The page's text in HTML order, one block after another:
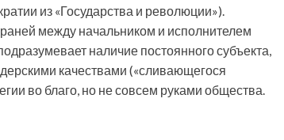
из «Государства и революции»).
между начальником и исполнителем
наличие постоянного субъекта,
качествами («сливающегося
во благо, но не совсем руками общества.